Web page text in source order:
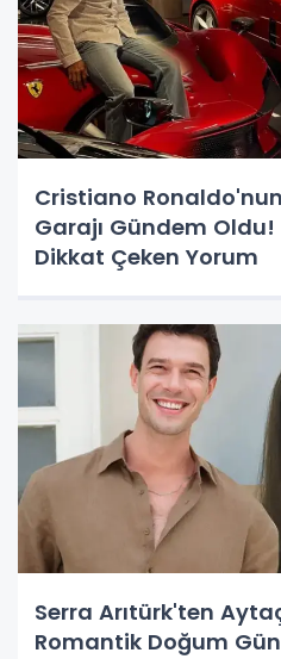
Cristiano
Garajı Gündem
Dikkat Çeken Yorum
Serra Arıtürk'ten
Romantik Doğum